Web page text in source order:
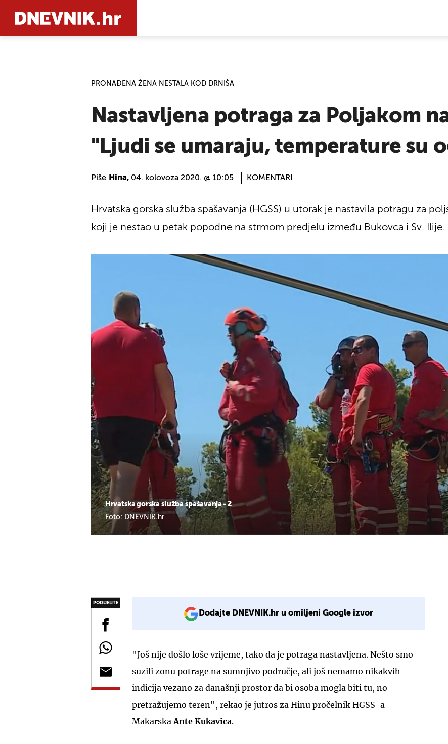
PRONAĐENA ŽENA NESTALA KOD DRNIŠA
Nastavljena potraga za Poljakom
''Ljudi se umaraju, temperature su
Piše Hina, 04. kolovoza 2020. @ 10:05 KOMENTARI
Hrvatska gorska služba spašavanja - 2
Foto: DNEVNIK.hr
Hrvatska gorska služba spašavanja (HGSS) u utorak je nastavila potragu za
koji je nestao u petak popodne na strmom predjelu između Bukovca i Sv. Ilije.
PODIJELITE
Dodajte DNEVNIK.hr u omiljeni Google izvor
"Još nije došlo loše vrijeme, tako da je potraga nastavljena. Nešto smo
suzili zonu potrage na sumnjivo područje, ali još nemamo nikakvih
indicija vezano za današnji prostor da bi osoba mogla biti tu, no
pretražujemo teren", rekao je jutros za Hinu pročelnik HGSS-a
Makarska Ante Kukavica.